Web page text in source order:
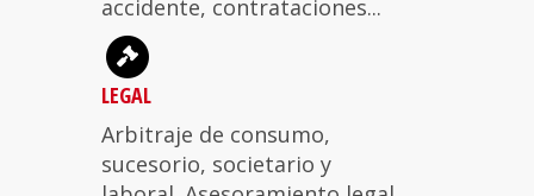
accidente, contrataciones...
LEGAL
Arbitraje de consumo,
sucesorio, societario y